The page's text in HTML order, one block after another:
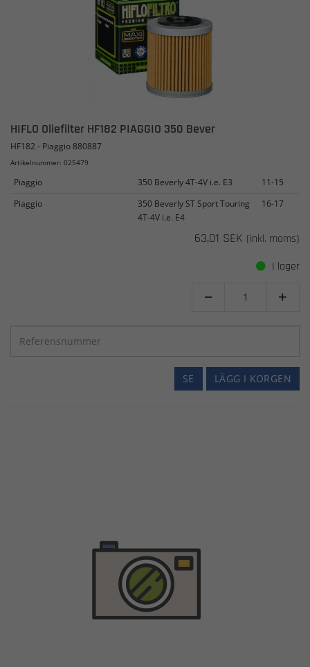
HIFLO Oliefilter HF182 PIAGGIO 350 Bever
HF182 - Piaggio 880887
Artikelnummer: 025479
Piaggio 350 Beverly 4T-4V i.e. E3
11-15
Piaggio
350 Beverly ST Sport Touring
4T-4V i.e. E4
16-17
63,01 SEK (inkl. moms)
I lager
 
LÄGG I KORGEN
SE